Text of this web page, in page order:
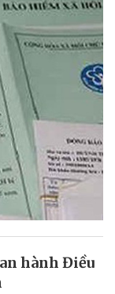
hành Điều